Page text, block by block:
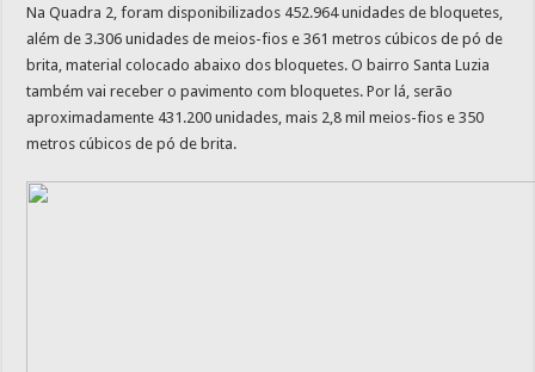
Na Quadra 2, foram disponibilizados 452.964 unidades de bloquetes,
além de 3.306 unidades de meios-fios e 361 metros cúbicos de pó de
brita, material colocado abaixo dos bloquetes. O bairro Santa Luzia
também vai receber o pavimento com bloquetes. Por lá, serão
aproximadamente 431.200 unidades, mais 2,8 mil meios-fios e 350
metros cúbicos de pó de brita.